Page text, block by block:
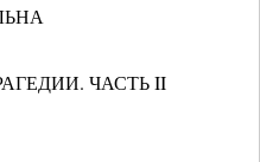
ЧАСТЬ II